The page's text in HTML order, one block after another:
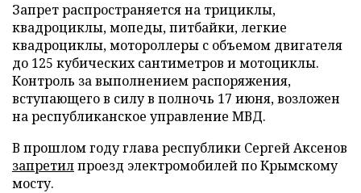
Запрет распространяется на трициклы,
квадроциклы, мопеды, питбайки, легкие
квадроциклы, мотороллеры с объемом двигателя
до 125 кубических сантиметров и мотоциклы.
Контроль за выполнением распоряжения,
вступающего в силу в полночь 17 июня, возложен
на республиканское управление МВД.
В прошлом году глава республики Сергей Аксенов
запретилпроезд электромобилей по Крымскому
мосту.